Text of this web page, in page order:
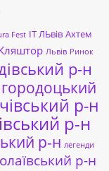
Fest ІТ ЛЬвів Ахтем
Львів Ринок
р-н
городоцький
р-н
р-н
р-н легенди
р-н